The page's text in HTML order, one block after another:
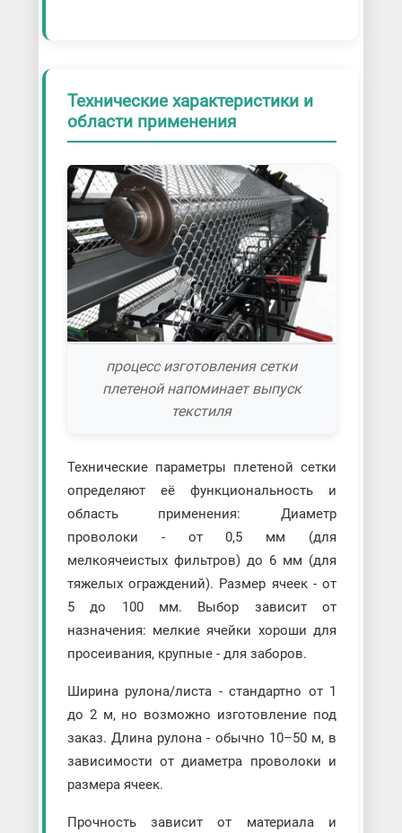
Технические характеристики и
области применения
процесс изготовления сетки
плетеной напоминает выпуск
текстиля
Технические параметры плетеной сетки
определяют её функциональность и
область применения: Диаметр
проволоки - от 0,5 мм (для
мелкоячеистых фильтров) до 6 мм (для
тяжелых ограждений). Размер ячеек - от
5 до 100 мм. Выбор зависит от
назначения: мелкие ячейки хороши для
просеивания, крупные - для заборов.
Ширина рулона/листа - стандартно от 1
до 2 м, но возможно изготовление под
заказ. Длина рулона - обычно 10–50 м, в
зависимости от диаметра проволоки и
размера ячеек.
Прочность зависит от материала и